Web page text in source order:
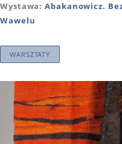
Wystawa:Abakanowicz.
Wawelu
WARSZTATY